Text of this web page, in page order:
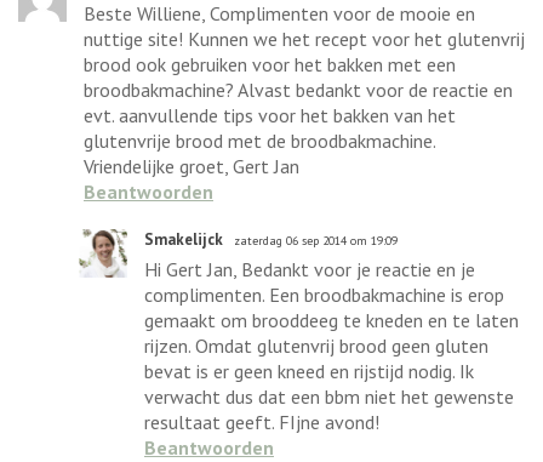
Beste Williene, Complimenten voor de mooie en
nuttige site! Kunnen we het recept voor het glutenvrij
brood ook gebruiken voor het bakken met een
broodbakmachine? Alvast bedankt voor de reactie en
evt. aanvullende tips voor het bakken van het
glutenvrije brood met de broodbakmachine.
Vriendelijke groet, Gert Jan
Beantwoorden
Smakelijck zaterdag 06 sep 2014 om 19:09
Hi Gert Jan, Bedankt voor je reactie en je
complimenten. Een broodbakmachine is erop
gemaakt om brooddeeg te kneden en te laten
rijzen. Omdat glutenvrij brood geen gluten
bevat is er geen kneed en rijstijd nodig. Ik
verwacht dus dat een bbm niet het gewenste
resultaat geeft. FIjne avond!
Beantwoorden